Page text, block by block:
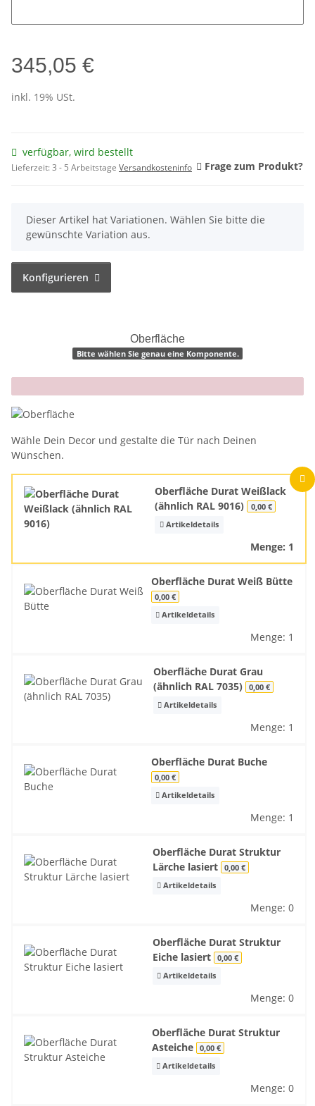
345,05 €
inkl. 19% USt.
verfügbar, wird bestellt
Lieferzeit:3 - 5 Arbeitstage Versandkosteninfo Frage zum Produkt?
x
Dieser Artikel hat Variationen. Wählen Sie bitte die
gewünschte Variation aus.
Konfigurieren
Oberfläche
Bitte wählen Sie genau eine Komponente.
x
Wähle Dein Decor und gestalte die Tür nach Deinen
Wünschen.
Oberfläche Durat Weißlack
(ähnlich RAL 9016) 0,00 €
Artikeldetails
Menge: 1
Oberfläche Durat Weiß Bütte
0,00 €
Artikeldetails
Menge: 1
Oberfläche Durat Grau
(ähnlich RAL 7035)
0,00 €
Artikeldetails
Menge: 1
Oberfläche Durat Buche
0,00 €
Artikeldetails
Menge: 1
Oberfläche Durat Struktur
Lärche lasiert
0,00 €
Artikeldetails
Menge: 0
Oberfläche Durat Struktur
Eiche lasiert
0,00 €
Artikeldetails
Menge: 0
Oberfläche Durat Struktur
Asteiche
0,00 €
Artikeldetails
Menge: 0